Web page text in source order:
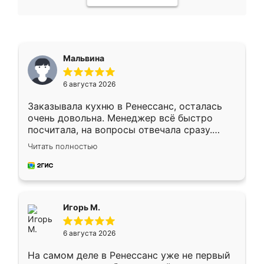
Мальвина
6 августа 2026
Заказывала кухню в Ренессанс, осталась
очень довольна. Менеджер всё быстро
посчитала, на вопросы отвечала сразу.
Замерщик приехал в субботу, подошёл к
делу со всей ответственностью. Собрали
за день, ребята работали аккуратно, даже
Читать полностью
Игорь М.
6 августа 2026
На самом деле в Ренессанс уже не первый